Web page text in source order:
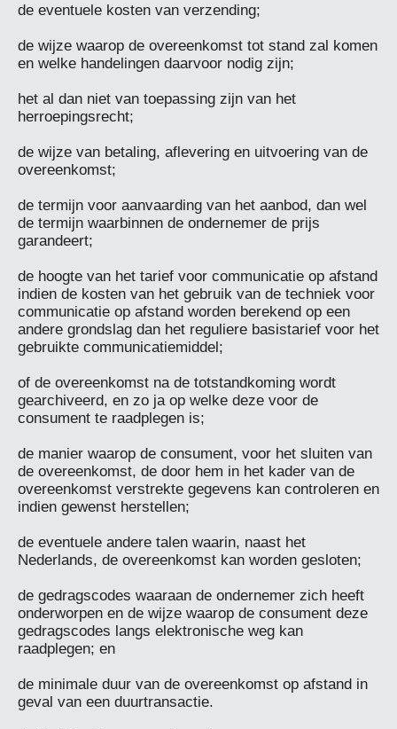
de eventuele kosten van verzending;
de wijze waarop de overeenkomst tot stand zal komen
en welke handelingen daarvoor nodig zijn;
het al dan niet van toepassing zijn van het
herroepingsrecht;
de wijze van betaling, aflevering en uitvoering van de
overeenkomst;
de termijn voor aanvaarding van het aanbod, dan wel
de termijn waarbinnen de ondernemer de prijs
garandeert;
de hoogte van het tarief voor communicatie op afstand
indien de kosten van het gebruik van de techniek voor
communicatie op afstand worden berekend op een
andere grondslag dan het reguliere basistarief voor het
gebruikte communicatiemiddel;
of de overeenkomst na de totstandkoming wordt
gearchiveerd, en zo ja op welke deze voor de
consument te raadplegen is;
de manier waarop de consument, voor het sluiten van
de overeenkomst, de door hem in het kader van de
overeenkomst verstrekte gegevens kan controleren en
indien gewenst herstellen;
de eventuele andere talen waarin, naast het
Nederlands, de overeenkomst kan worden gesloten;
de gedragscodes waaraan de ondernemer zich heeft
onderworpen en de wijze waarop de consument deze
gedragscodes langs elektronische weg kan
raadplegen; en
de minimale duur van de overeenkomst op afstand in
geval van een duurtransactie.